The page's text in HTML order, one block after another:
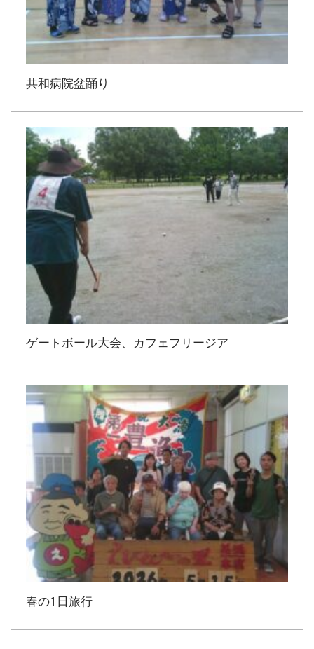
共和病院盆踊り
ゲートボール大会、カフェフリージア
春の1日旅行